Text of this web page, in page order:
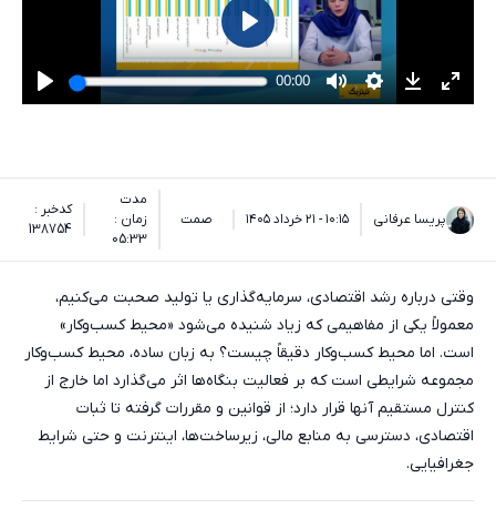
پریسا عرفانی ۱۰:۱۵ - ۲۱ خرداد ۱۴۰۵ صمت
مدت
زمان :
05:33
کدخبر :
138754
وقتی درباره رشد اقتصادی، سرمایه‌گذاری یا تولید صحبت می‌کنیم،
معمولاً یکی از مفاهیمی که زیاد شنیده می‌شود «محیط کسب‌وکار»
است. اما محیط کسب‌وکار دقیقاً چیست؟ به زبان ساده، محیط کسب‌وکار
مجموعه شرایطی است که بر فعالیت بنگاه‌ها اثر می‌گذارد اما خارج از
کنترل مستقیم آنها قرار دارد؛ از قوانین و مقررات گرفته تا ثبات
اقتصادی، دسترسی به منابع مالی، زیرساخت‌ها، اینترنت و حتی شرایط
جغرافیایی.